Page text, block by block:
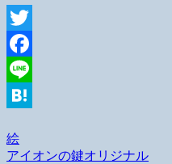
Twitter
Facebook
Line
絵
アイオンの鍵オリジナル